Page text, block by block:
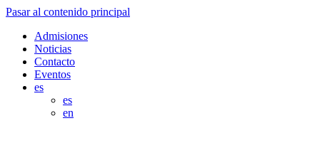
Pasar al contenido principal
Admisiones
Noticias
Contacto
Eventos
es
es
en